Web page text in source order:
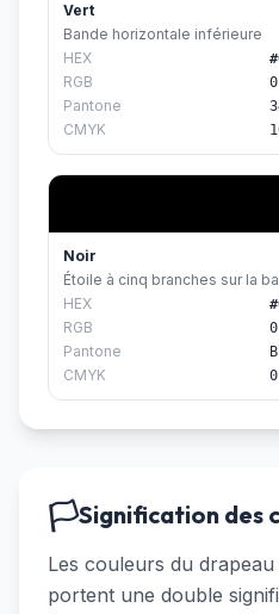
Vert
Bande horizontale inférieure
HEX
RGB
Pantone
CMYK
Noir
Étoile à cinq branches sur la
HEX
RGB
Pantone
CMYK
🏳️Signification des
Les couleurs du
portent une double